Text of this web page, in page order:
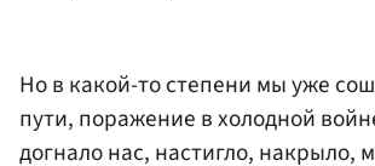
Но в какой-то степени мы уже
пути, поражение в холодной
догнало нас, настигло, накрыло,